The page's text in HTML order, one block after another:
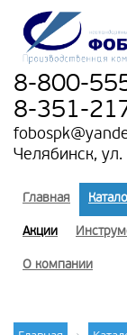
8-800-
8-351-
Челябинск,
Главная
Акции
О компании